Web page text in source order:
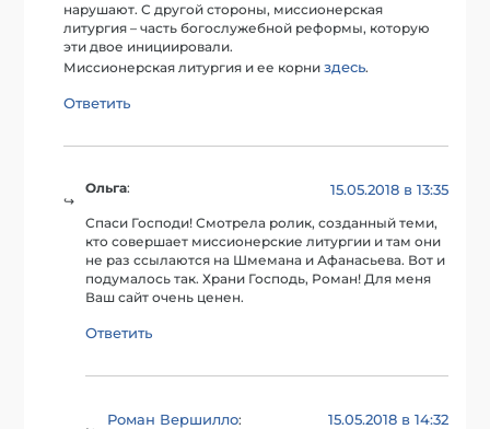
нарушают. С другой стороны, миссионерская
литургия – часть богослужебной реформы, которую
эти двое инициировали.
Миссионерская литургия и ее корниздесь.
Ответить
Ольга: 15.05.2018 в 13:35
Спаси Господи! Смотрела ролик, созданный теми,
кто совершает миссионерские литургии и там они
не раз ссылаются на Шмемана и Афанасьева. Вот и
подумалось так. Храни Господь, Роман! Для меня
Ваш сайт очень ценен.
Ответить
Роман Вершилло: 15.05.2018 в 14:32